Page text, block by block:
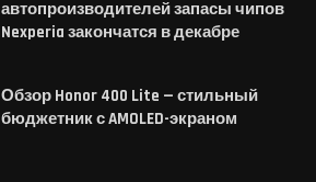
автопроизводителей запасы чипов
Nexperia закончатся в декабре
Обзор Honor 400 Lite — стильный
бюджетник с AMOLED-экраном